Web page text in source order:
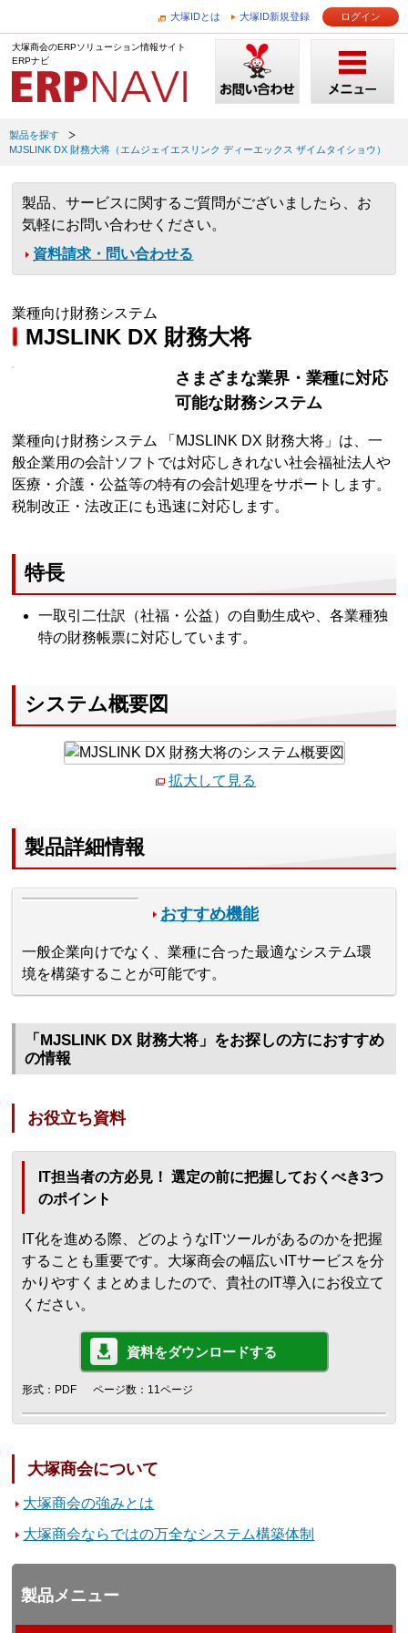
大塚IDとは 大塚ID新規登録 ログイン
大塚商会のERPソリューション情報サイト
ERPナビ
製品を探す
MJSLINK DX 財務大将（エムジェイエスリンク ディーエックス ザイムタイショウ）
製品、サービスに関するご質問がございましたら、お
気軽にお問い合わせください。
資料請求・問い合わせる
業種向け財務システム
MJSLINK DX 財務大将
さまざまな業界・業種に対応
可能な財務システム
業種向け財務システム 「MJSLINK DX 財務大将」は、一
般企業用の会計ソフトでは対応しきれない社会福祉法人や
医療・介護・公益等の特有の会計処理をサポートします。
税制改正・法改正にも迅速に対応します。
特長
一取引二仕訳（社福・公益）の自動生成や、各業種独
特の財務帳票に対応しています。
システム概要図
拡大して見る
製品詳細情報
おすすめ機能
一般企業向けでなく、業種に合った最適なシステム環
境を構築することが可能です。
「MJSLINK DX 財務大将」をお探しの方におすすめ
の情報
お役立ち資料
IT担当者の方必見！ 選定の前に把握しておくべき3つ
のポイント
IT化を進める際、どのようなITツールがあるのかを把握
することも重要です。大塚商会の幅広いITサービスを分
かりやすくまとめましたので、貴社のIT導入にお役立て
ください。
資料をダウンロードする
形式：PDF ページ数：11ページ
大塚商会について
大塚商会の強みとは
大塚商会ならではの万全なシステム構築体制
製品メニュー